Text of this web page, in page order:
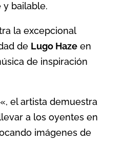
bailable.
la excepcional
de Lugo Hazeen
de inspiración
«, el artista demuestra
a los oyentes en
imágenes de